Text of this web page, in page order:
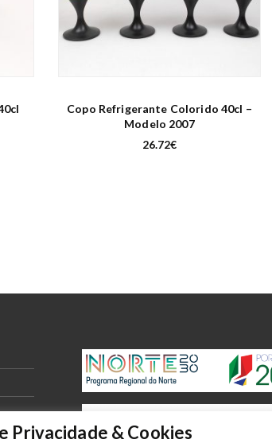
Copo Refrigerante Colorido 40cl –
Modelo 2007
26.72€
Privacidade & Cookies